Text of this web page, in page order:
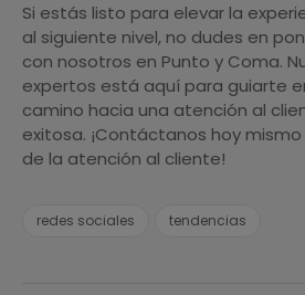
Si estás listo para elevar la
al siguiente nivel, no dudes en
con nosotros en Punto y Coma.
expertos está aquí para guiarte
camino hacia una atención al
exitosa. ¡Contáctanos hoy
de la atención al cliente!
redes sociales tendencias